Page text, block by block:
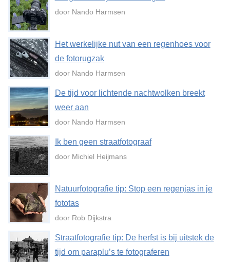
door Nando Harmsen
Het werkelijke nut van een regenhoes voor
de fotorugzak
door Nando Harmsen
De tijd voor lichtende nachtwolken breekt
weer aan
door Nando Harmsen
Ik ben geen straatfotograaf
door Michiel Heijmans
Natuurfotografie tip: Stop een regenjas in je
fototas
door Rob Dijkstra
Straatfotografie tip: De herfst is bij uitstek de
tijd om paraplu’s te fotograferen